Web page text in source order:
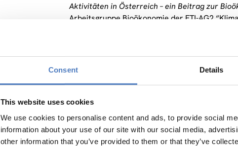
Consent Details
This website uses cookies
We use cookies to personalise content and ads, to provide social
information about your use of our site with our social media,
other information that you’ve provided to them or that they’ve
Aktivitäten in Österreich – ein Beitrag zur
Arbeitsgruppe Bioökonomie der FTI-AG2
Berichtes wird in einem internationalen